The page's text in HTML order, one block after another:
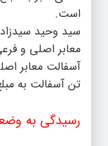
است.
سید وحید
تن آسفالت به مبلغ ۳۴۰ میلیون تومان صورت
رسیدگی به